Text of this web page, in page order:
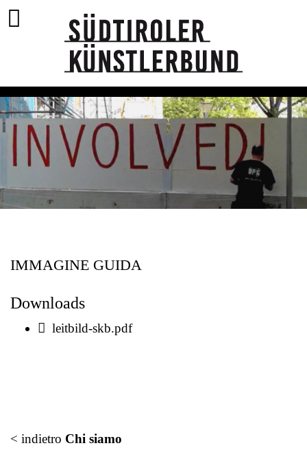
IMMAGINE GUIDA
Downloads
leitbild-skb.pdf
< indietro Chi siamo